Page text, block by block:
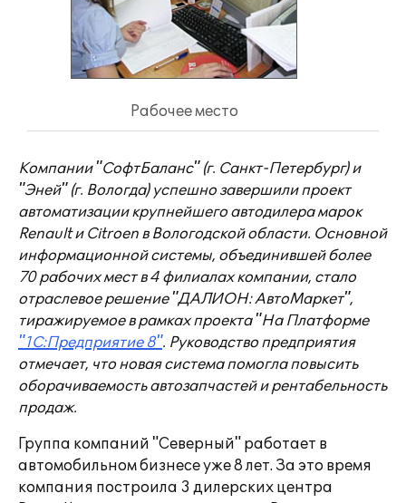
Рабочее место
Компании "СофтБаланс" (г. Санкт-Петербург) и
"Эней" (г. Вологда) успешно завершили проект
автоматизации крупнейшего автодилера марок
Renault и Citroen в Вологодской области. Основной
информационной системы, объединившей более
70 рабочих мест в 4 филиалах компании, стало
отраслевое решение "ДАЛИОН: АвтоМаркет",
тиражируемое в рамках проекта "На Платформе
"1С:Предприятие 8". Руководство предприятия
отмечает, что новая система помогла повысить
оборачиваемость автозапчастей и рентабельность
продаж.
Группа компаний "Северный" работает в
автомобильном бизнесе уже 8 лет. За это время
компания построила 3 дилерских центра